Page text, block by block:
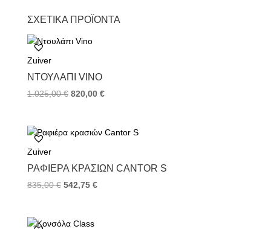
ΣΧΕΤΙΚΆ ΠΡΟΪΌΝΤΑ
Zuiver
ΝΤΟΥΛΆΠΙ VINO
1.025,00€ 820,00 €
Zuiver
ΡΑΦΙΈΡΑ ΚΡΑΣΙΏΝ CANTOR S
835,00€ 542,75 €